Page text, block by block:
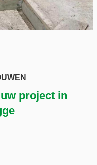
project in